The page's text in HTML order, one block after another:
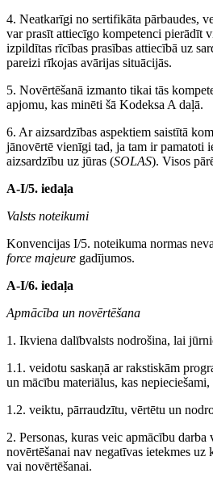
4. Neatkarīgi no sertifikāta pārbaudes,
var prasīt attiecīgo kompetenci pierādīt
izpildītas rīcības prasības attiecībā uz
pareizi rīkojas avārijas situācijās.
5. Novērtēšanā izmanto tikai tās
apjomu, kas minēti šā Kodeksa A daļā.
6. Ar aizsardzības aspektiem saistītā
jānovērtē vienīgi tad, ja tam ir pamatoti
aizsardzību uz jūras (SOLAS). Visos
A-I/5. iedaļa
Valsts noteikumi
Konvencijas I/5. noteikuma normas
force majeure gadījumos.
A-I/6. iedaļa
Apmācība un novērtēšana
1. Ikviena dalībvalsts nodrošina, lai
1.1. veidotu saskaņā ar rakstiskām
un mācību materiālus, kas
1.2. veiktu, pārraudzītu, vērtētu un
2. Personas, kuras veic apmācību
novērtēšanai nav negatīvas ietekmes
vai novērtēšanai.